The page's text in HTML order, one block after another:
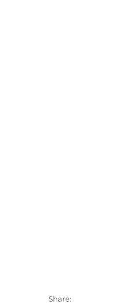
Share: